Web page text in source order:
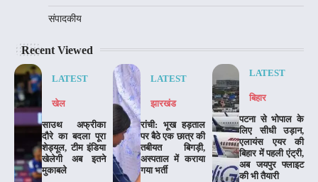
संपादकीय
Recent Viewed
LATEST
खेल
साउथ अफ्रीका
दौरे का बदला पूरा
शेड्यूल, टीम इंडिया
खेलेगी अब इतने
मुकाबले
LATEST
झारखंड
रांची: भूख हड़ताल
पर बैठे एक छात्र की
तबीयत बिगड़ी,
अस्पताल में कराया
गया भर्ती
LATEST
बिहार
पटना से भोपाल के
लिए सीधी उड़ान,
एलायंस एयर की
बिहार में पहली एंट्री,
अब जयपुर फ्लाइट
की भी तैयारी